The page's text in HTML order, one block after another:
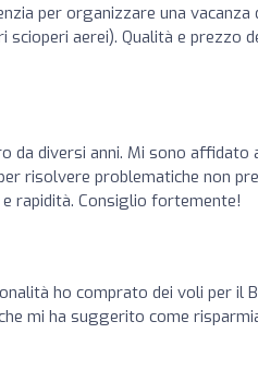
per organizzare una
aerei). Qualità e prezzo
da diversi anni. Mi sono affidato
risolvere problematiche non
rapidità. Consiglio fortemente!
ho comprato dei voli per il
mi ha suggerito come